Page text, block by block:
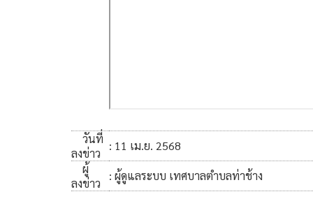
วันที่
ลงข่าว
: 11 เม.ย. 2568
ผู้
ลงข่าว
: ผู้ดูแลระบบ เทศบาลตำบลท่าช้าง